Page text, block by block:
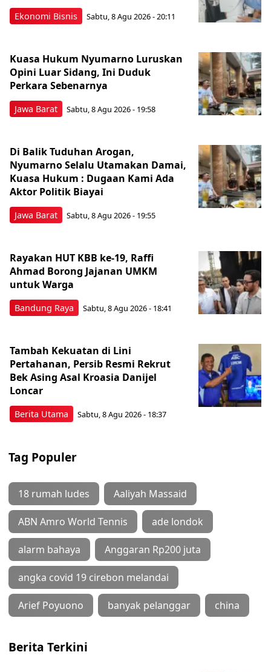
Ekonomi Bisnis Sabtu, 8 Agu 2026 - 20:11
Jawa Barat
Kuasa Hukum Nyumarno Luruskan
Opini Luar Sidang, Ini Duduk
Perkara Sebenarnya ​
Sabtu, 8 Agu 2026 - 19:58
Jawa Barat
Di Balik Tuduhan Arogan,
Nyumarno Selalu Utamakan Damai,
Kuasa Hukum : Dugaan Kami Ada
Aktor Politik Biayai
Sabtu, 8 Agu 2026 - 19:55
Bandung Raya
Rayakan HUT KBB ke-19, Raffi
Ahmad Borong Jajanan UMKM
untuk Warga
Sabtu, 8 Agu 2026 - 18:41
Berita Utama
Tambah Kekuatan di Lini
Pertahanan, Persib Resmi Rekrut
Bek Asing Asal Kroasia Danijel
Loncar
Sabtu, 8 Agu 2026 - 18:37
Tag Populer
18 rumah ludes Aaliyah Massaid
ABN Amro World Tennis ade londok
alarm bahaya Anggaran Rp200 juta
angka covid 19 cirebon melandai
Arief Poyuono banyak pelanggar china
Berita Terkini